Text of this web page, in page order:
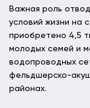
Важная роль
условий жизни на
приобретено 4,5
молодых семей и
водопроводных
фельдшерско-
районах.